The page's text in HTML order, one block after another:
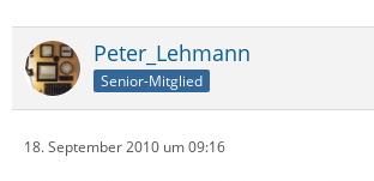
Peter_Lehmann
Senior-Mitglied
18. September 2010 um 09:16